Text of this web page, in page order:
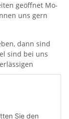
Sie den
geöffnet Mo-
uns gern
dann sind
sind bei uns